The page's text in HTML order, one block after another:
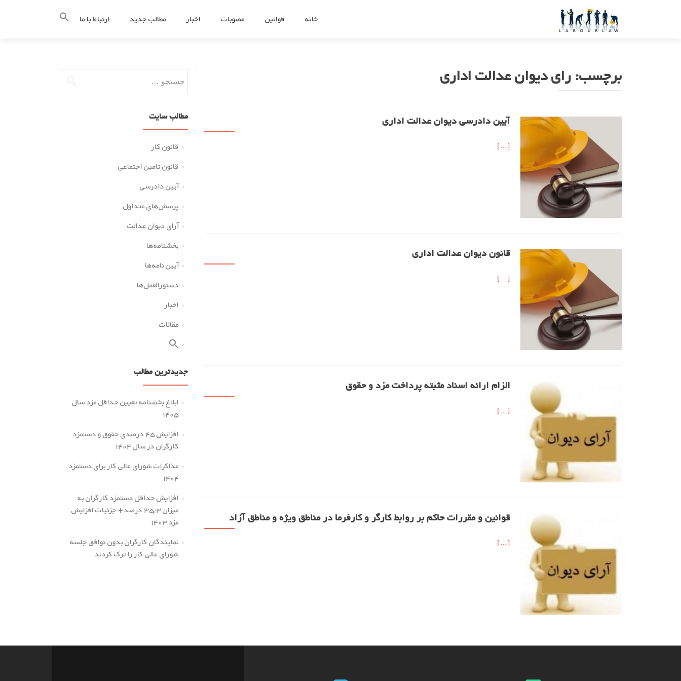
به
خانه قوانین مصوبات اخبار مطالب جدید ارتباط با ما
برچسب: رای دیوان عدالت اداری
آیین دادرسی دیوان عدالت اداری
[…]
قانون دیوان عدالت اداری
[…]
الزام ارائه اسناد مثبته پرداخت مزد و حقوق
[…]
قوانین و مقررات حاکم بر روابط کارگر و کارفرما در مناطق ویژه و مناطق آزاد
[…]
برای:
مطالب سایت
قانون کار
قانون تامین اجتماعی
آیین دادرسی
پرسش‌های متداول
آرای دیوان عدالت
بخشنامه‌ها
آیین نامه‌ها
دستورالعمل‌ها
اخبار
مقالات
جدیدترین مطالب
ابلاغ بخشنامه تعیین حداقل مزد سال
۱۴۰۵
افزایش ۴۵ درصدی حقوق و دستمزد
کارگران در سال ۱۴۰۴
مذاکرات شورای عالی کار برای دستمزد
۱۴۰۴
افزایش حداقل دستمزد کارگران به
میزان ۳۵.۳ درصد + جزئیات افزایش
مزد ۱۴۰۳
نمایندگان کارگران بدون توافق جلسه
شورای عالی کار را ترک کردند